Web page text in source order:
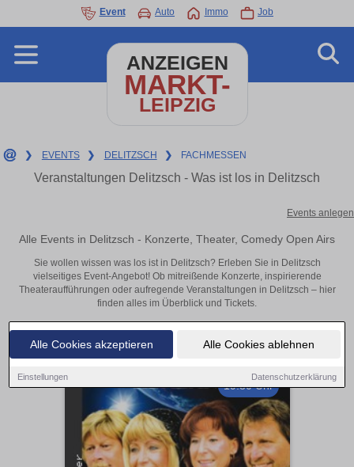
Alle Cookies akzeptieren Alle Cookies ablehnen
Einstellungen Datenschutzerklärung
Event Auto Immo Job
ANZEIGEN
MARKT-
LEIPZIG
❯ EVENTS ❯ DELITZSCH ❯ FACHMESSEN
Veranstaltungen Delitzsch - Was ist los in Delitzsch
Events anlegen
Alle Events in Delitzsch - Konzerte, Theater, Comedy Open Airs
Sie wollen wissen was los ist in Delitzsch? Erleben Sie in Delitzsch
vielseitiges Event-Angebot! Ob mitreißende Konzerte, inspirierende
Theateraufführungen oder aufregende Veranstaltungen in Delitzsch – hier
finden alles im Überblick und Tickets.
19:30 Uhr